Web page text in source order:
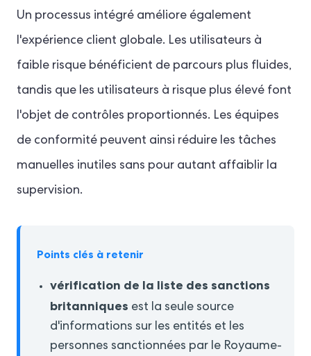
Un processus intégré améliore également
l'expérience client globale. Les utilisateurs à
faible risque bénéficient de parcours plus fluides,
tandis que les utilisateurs à risque plus élevé font
l'objet de contrôles proportionnés. Les équipes
de conformité peuvent ainsi réduire les tâches
manuelles inutiles sans pour autant affaiblir la
supervision.
Points clés à retenir
vérification de la liste des sanctions
britanniques est la seule source
d'informations sur les entités et les
personnes sanctionnées par le Royaume-